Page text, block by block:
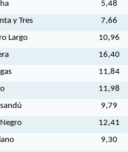
5,48
y Tres
7,66
Largo
10,96
16,40
11,84
11,98
9,79
12,41
9,30